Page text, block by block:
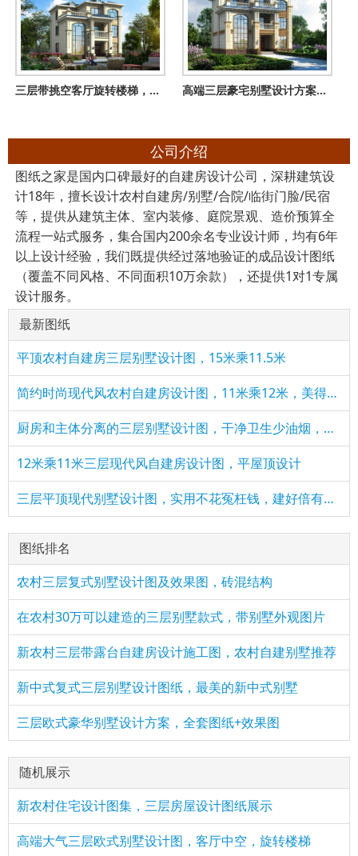
三层带挑空客厅旋转楼梯，农村这样建别墅高档大气 高端三层豪宅别墅设计方案图，带地下室，过悠然惬意生活
公司介绍
图纸之家是国内口碑最好的自建房设计公司，深耕建筑设
计18年，擅长设计农村自建房/别墅/合院/临街门脸/民宿
等，提供从建筑主体、室内装修、庭院景观、造价预算全
流程一站式服务，集合国内200余名专业设计师，均有6年
以上设计经验，我们既提供经过落地验证的成品设计图纸
（覆盖不同风格、不同面积10万余款），还提供1对1专属
设计服务。
最新图纸
平顶农村自建房三层别墅设计图，15米乘11.5米
简约时尚现代风农村自建房设计图，11米乘12米，美得不像话！
厨房和主体分离的三层别墅设计图，干净卫生少油烟，适合农村
12米乘11米三层现代风自建房设计图，平屋顶设计
三层平顶现代别墅设计图，实用不花冤枉钱，建好倍有面子
图纸排名
农村三层复式别墅设计图及效果图，砖混结构
在农村30万可以建造的三层别墅款式，带别墅外观图片
新农村三层带露台自建房设计施工图，农村自建别墅推荐
新中式复式三层别墅设计图纸，最美的新中式别墅
三层欧式豪华别墅设计方案，全套图纸+效果图
随机展示
新农村住宅设计图集，三层房屋设计图纸展示
高端大气三层欧式别墅设计图，客厅中空，旋转楼梯